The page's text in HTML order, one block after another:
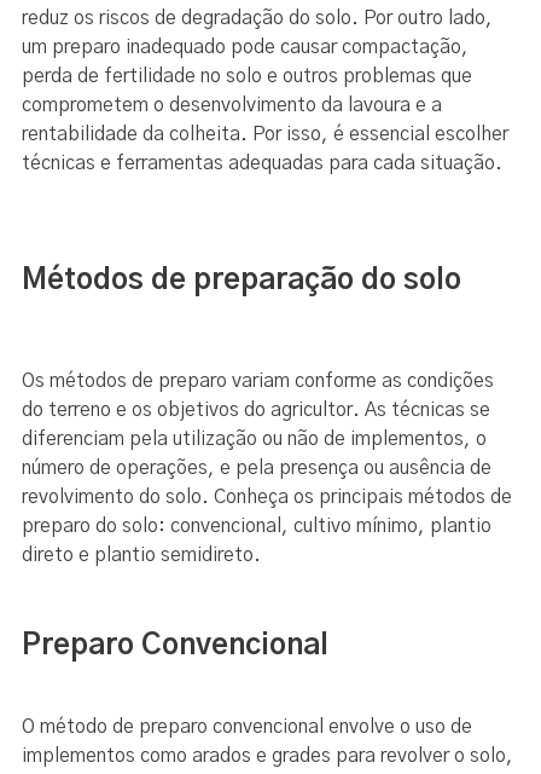
reduz os riscos de degradação do solo. Por outro lado,
um preparo inadequado pode causar compactação,
perda de fertilidade no solo e outros problemas que
comprometem o desenvolvimento da lavoura e a
rentabilidade da colheita. Por isso, é essencial escolher
técnicas e ferramentas adequadas para cada situação.
Métodos de preparação do solo
Os métodos de preparo variam conforme as condições
do terreno e os objetivos do agricultor. As técnicas se
diferenciam pela utilização ou não de implementos, o
número de operações, e pela presença ou ausência de
revolvimento do solo. Conheça os principais métodos de
preparo do solo: convencional, cultivo mínimo, plantio
direto e plantio semidireto.
Preparo Convencional
O método de preparo convencional envolve o uso de
implementos como arados e grades para revolver o solo,